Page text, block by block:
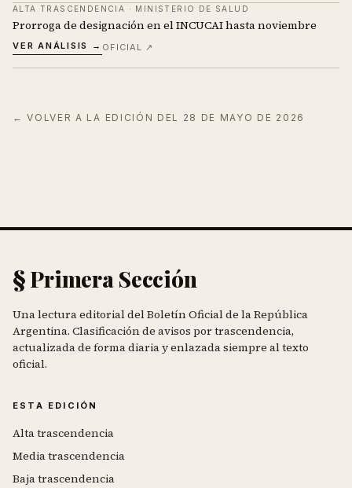
ALTA TRASCENDENCIA · MINISTERIO DE SALUD
Prorroga de designación en el INCUCAI hasta noviembre
VER ANÁLISIS → OFICIAL ↗
← VOLVER A LA EDICIÓN DEL 28 DE MAYO DE 2026
§ Primera Sección
Una lectura editorial del Boletín Oficial de la República
Argentina. Clasificación de avisos por trascendencia,
actualizada de forma diaria y enlazada siempre al texto
oficial.
ESTA EDICIÓN
Alta trascendencia
Media trascendencia
Baja trascendencia